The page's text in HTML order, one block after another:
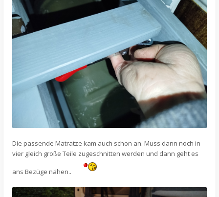
Die passende Matratze kam auch schon an. Muss dann noch in
vier gleich große Teile zugeschnitten werden und dann geht es
ans Bezüge nähen..